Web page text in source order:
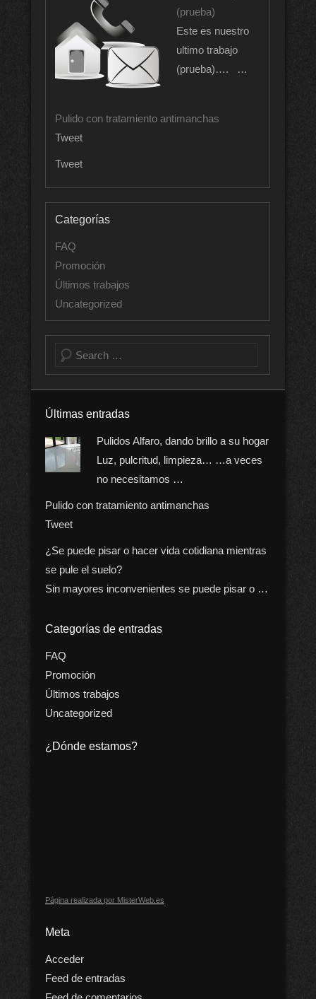
(prueba)
Este es nuestro
ultimo trabajo
(prueba)…. …
Pulido con tratamiento antimanchas
Tweet
Tweet
Categorías
FAQ
Promoción
Últimos trabajos
Uncategorized
Buscar
Últimas entradas
Pulidos Alfaro, dando brillo a su hogar
Luz, pulcritud, limpieza… …a veces
no necesitamos …
Pulido con tratamiento antimanchas
Tweet
¿Se puede pisar o hacer vida cotidiana mientras
se pule el suelo?
Sin mayores inconvenientes se puede pisar o …
Categorías de entradas
FAQ
Promoción
Últimos trabajos
Uncategorized
¿Dónde estamos?
Página realizada por MisterWeb.es
Meta
Acceder
Feed de entradas